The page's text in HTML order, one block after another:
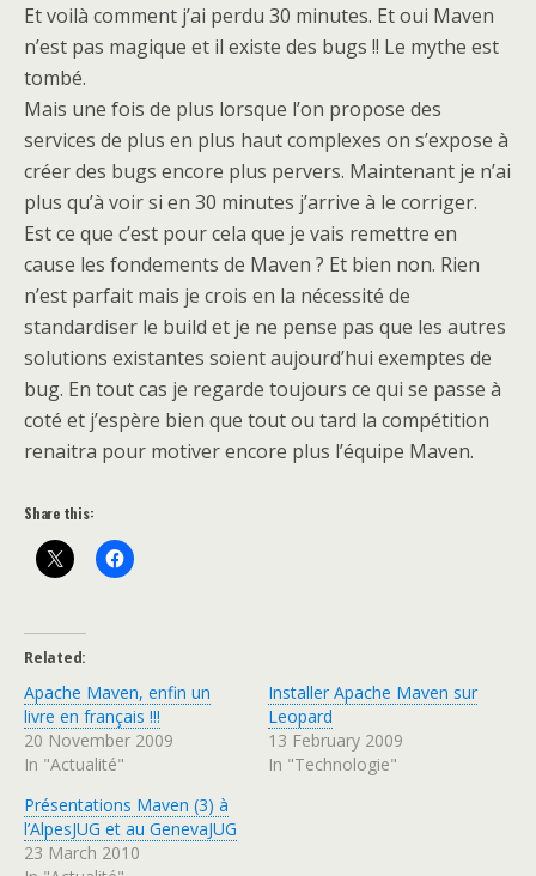
Et voilà comment j’ai perdu 30 minutes. Et oui Maven
n’est pas magique et il existe des bugs !! Le mythe est
tombé.
Mais une fois de plus lorsque l’on propose des
services de plus en plus haut complexes on s’expose à
créer des bugs encore plus pervers. Maintenant je n’ai
plus qu’à voir si en 30 minutes j’arrive à le corriger.
Est ce que c’est pour cela que je vais remettre en
cause les fondements de Maven ? Et bien non. Rien
n’est parfait mais je crois en la nécessité de
standardiser le build et je ne pense pas que les autres
solutions existantes soient aujourd’hui exemptes de
bug. En tout cas je regarde toujours ce qui se passe à
coté et j’espère bien que tout ou tard la compétition
renaitra pour motiver encore plus l’équipe Maven.
Share this:
Related
Apache Maven, enfin un
livre en français !!!
20 November 2009
In "Actualité"
Installer Apache Maven sur
Leopard
13 February 2009
In "Technologie"
Présentations Maven (3) à
l’AlpesJUG et au GenevaJUG
23 March 2010